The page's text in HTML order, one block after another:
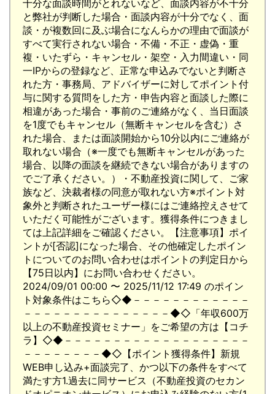
十分な面談時間がとれないなど、面談内容が不十分
と弊社が判断した場合・面談内容が十分でなく、面
談・が複数回に及ぶ場合になんらかの理由で面談が
すべて実行されない場合・不備・不正・虚偽・重
複・いたずら・キャンセル・架空・入力間違い・同
一IPからの登録など、正常な申込みでないと判断さ
れた方・事務局、アドバイザーに対してポイント付
与に関する質問をした方・申告内容と面談した際に
相違があった場合・事前のご連絡がなく、当日面談
を1度でもキャンセル（無断キャンセルを含む）さ
れた場合、または面談開始から10分以内にご連絡が
取れない場合（※一度でも無断キャンセルがあった
場合、以降の面談を継続できない場合がありますの
でご了承ください。）・不動産投資に関して、ご家
族など、決裁者様の同意が取れない方※ポイント対
象外と判断されたユーザー様にはご連絡控えさせて
いただく可能性がございます。獲得条件につきまし
ては上記詳細をご確認ください。【注意事項】ポイ
ントが[否認]になった場合、その他確定したポイン
トについてのお問い合わせはポイントの判定日から
【75日以内】にお問い合わせください。
2024/09/01 00:00 〜 2025/11/12 17:49 のポイン
ト対象条件はこちら◇◆－－－－－－－－－－－－
－－－－－－－－－－－－－－－◆◇「年収600万
以上の不動産投資セミナー」をご希望の方は【コチ
ラ】◇◆－－－－－－－－－－－－－－－－－－－
－－－－－－－－◆◇【ポイント獲得条件】新規
WEB申し込み+面談完了、かつ以下の条件をすべて
満たす方1.過去に同サービス（不動産投資のセカン